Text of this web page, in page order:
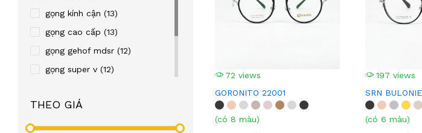
PALNDER (2)
SULWHACELL(1)
JILL STUART(1)
VOGUE(3)
BOLON(18)
gọng kính cận (13)
gọng cao cấp (13)
gọng gehof mdsr (12)
gọng super v (12)
gọng kính bolon
gọng eight(7)
THEO GIÁ
72 views
GORONITO 22001
(có 8 màu)
197 views
SRN
(có 6 màu)